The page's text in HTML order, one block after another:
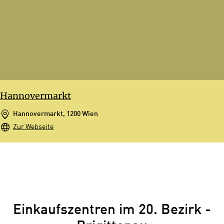
Hannovermarkt
Hannovermarkt, 1200 Wien
Zur Webseite
Einkaufszentren im 20. Bezirk -